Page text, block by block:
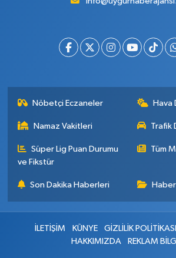
Nöbetçi Eczaneler Hava
Namaz Vakitleri Trafik
Süper Lig Puan Durumu
ve Fikstür
Tüm
Son Dakika Haberleri
İLETİŞİM KÜNYE GİZLİLİK POLİTİKASI
HAKKIMIZDA
REKLAM